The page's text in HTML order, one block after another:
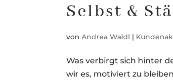
Selbst &
vonAndrea Waldl |
Was verbirgt sich hinter
wir es, motiviert zu